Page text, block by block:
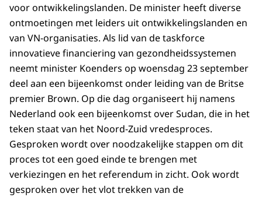
voor ontwikkelingslanden. De minister heeft diverse
ontmoetingen met leiders uit ontwikkelingslanden en
van VN-organisaties. Als lid van de taskforce
innovatieve financiering van gezondheidssystemen
neemt minister Koenders op woensdag 23 september
deel aan een bijeenkomst onder leiding van de Britse
premier Brown. Op die dag organiseert hij namens
Nederland ook een bijeenkomst over Sudan, die in het
teken staat van het Noord-Zuid vredesproces.
Gesproken wordt over noodzakelijke stappen om dit
proces tot een goed einde te brengen met
verkiezingen en het referendum in zicht. Ook wordt
gesproken over het vlot trekken van de